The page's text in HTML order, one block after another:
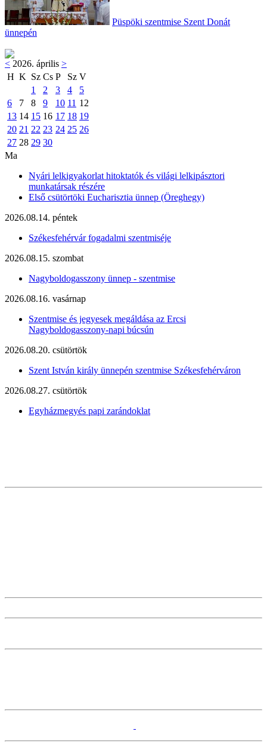
Püspöki szentmise Szent Donát
ünnepén
< 2026. április >
H K Sz Cs P Sz V
1
2 3 4
5
6
7 8 9 10 11 12
13 14 15 16 17 18 19
20 21 22 23 24 25 26
27 28 29 30
Ma
Nyári lelkigyakorlat hitoktatók és világi lelkipásztori
munkatársak részére
Első csütörtöki Eucharisztia ünnep (Öreghegy)
2026.08.14. péntek
Székesfehérvár fogadalmi szentmiséje
2026.08.15. szombat
Nagyboldogasszony ünnep - szentmise
2026.08.16. vasárnap
Szentmise és jegyesek megáldása az Ercsi
Nagyboldogasszony-napi búcsún
2026.08.20. csütörtök
Szent István király ünnepén szentmise Székesfehérváron
2026.08.27. csütörtök
Egyházmegyés papi zarándoklat